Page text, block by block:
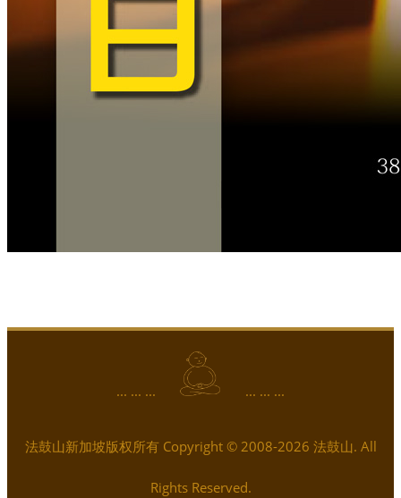
... ... ... ... ... ...
法鼓山新加坡版权所有 Copyright © 2008-2026 法鼓山. All
Rights Reserved.